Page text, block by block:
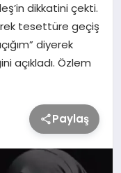
dikkatini çekti.
tesettüre geçiş
diyerek
açıkladı. Özlem
Paylaş